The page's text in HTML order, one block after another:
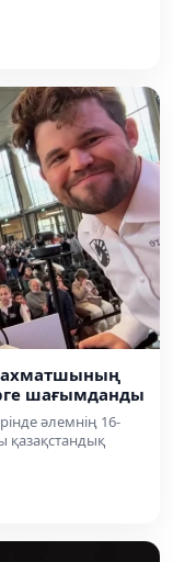
шағымданды
әлемнің 16-
қазақстандық